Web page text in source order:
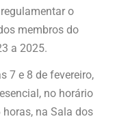
o
membros do
a 2025.
7 e 8 de fevereiro,
no horário
na Sala dos